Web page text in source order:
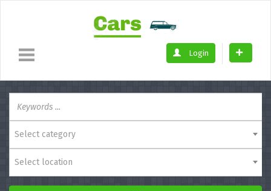
Login
Select category
Select location